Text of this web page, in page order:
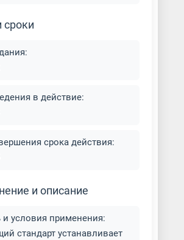
в действие:
срока действия:
и описание
и условия применения:
стандарт устанавливает